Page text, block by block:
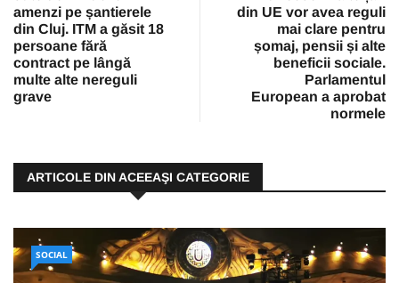
amenzi pe șantierele
din Cluj. ITM a găsit 18
persoane fără
contract pe lângă
multe alte nereguli
grave
din UE vor avea reguli
mai clare pentru
șomaj, pensii și alte
beneficii sociale.
Parlamentul
European a aprobat
normele
ARTICOLE DIN ACEEAŞI CATEGORIE
SOCIAL